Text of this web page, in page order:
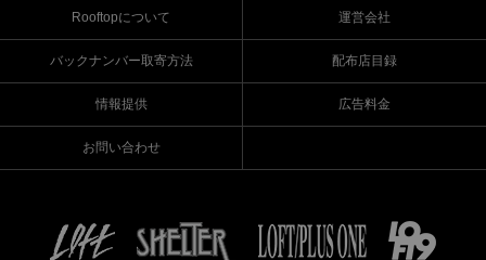
Rooftopについて 運営会社
バックナンバー取寄方法 配布店目録
情報提供 広告料金
お問い合わせ